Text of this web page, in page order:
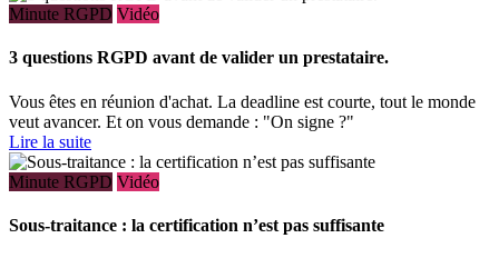
Minute RGPD Vidéo
3 questions RGPD avant de valider un prestataire.
Vous êtes en réunion d'achat. La deadline est courte, tout le monde
veut avancer. Et on vous demande : "On signe ?"
Lire la suite
Minute RGPD Vidéo
Sous-traitance : la certification n’est pas suffisante